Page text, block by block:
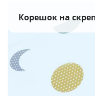
Корешок на